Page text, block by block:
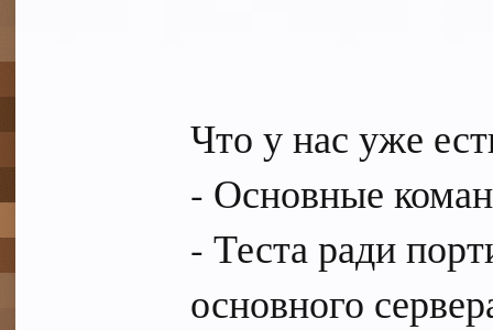
Что у нас уже
- Основные
- Теста ради
основного